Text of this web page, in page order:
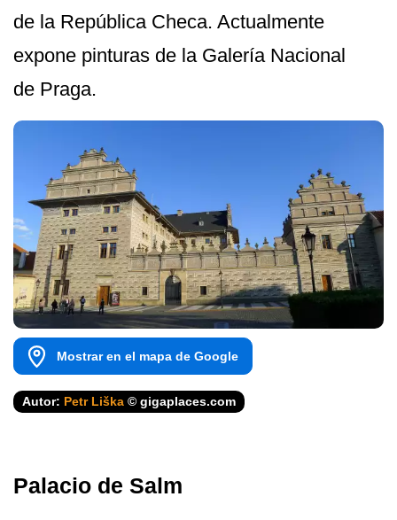
de la República Checa. Actualmente
expone pinturas de la Galería Nacional
de Praga.
Mostrar en el mapa de Google
Autor: Petr Liška © gigaplaces.com
Palacio de Salm